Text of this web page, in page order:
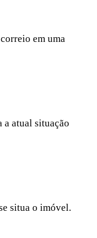
em uma
a atual situação
situa o imóvel.